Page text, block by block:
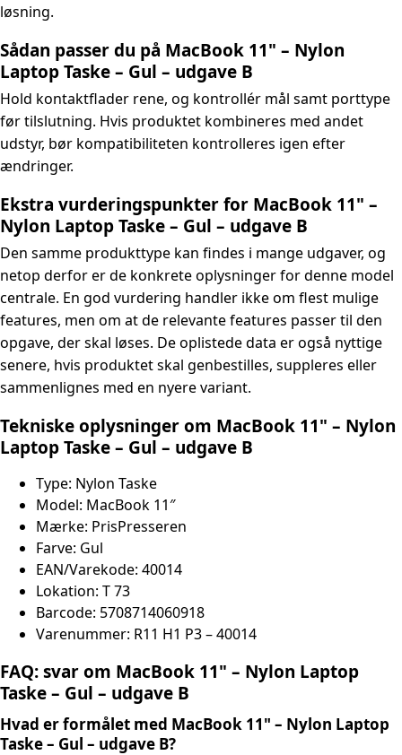
løsning.
Sådan passer du på MacBook 11" – Nylon
Laptop Taske – Gul – udgave B
Hold kontaktflader rene, og kontrollér mål samt porttype
før tilslutning. Hvis produktet kombineres med andet
udstyr, bør kompatibiliteten kontrolleres igen efter
ændringer.
Ekstra vurderingspunkter for MacBook 11" –
Nylon Laptop Taske – Gul – udgave B
Den samme produkttype kan findes i mange udgaver, og
netop derfor er de konkrete oplysninger for denne model
centrale. En god vurdering handler ikke om flest mulige
features, men om at de relevante features passer til den
opgave, der skal løses. De oplistede data er også nyttige
senere, hvis produktet skal genbestilles, suppleres eller
sammenlignes med en nyere variant.
Tekniske oplysninger om MacBook 11" – Nylon
Laptop Taske – Gul – udgave B
Type: Nylon Taske
Model: MacBook 11″
Mærke: PrisPresseren
Farve: Gul
EAN/Varekode: 40014
Lokation: T 73
Barcode: 5708714060918
Varenummer: R11 H1 P3 – 40014
FAQ: svar om MacBook 11" – Nylon Laptop
Taske – Gul – udgave B
Hvad er formålet med MacBook 11" – Nylon Laptop
Taske – Gul – udgave B?